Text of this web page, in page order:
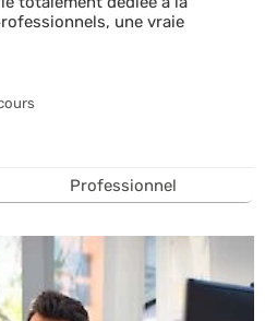
une vraie
Professionnel